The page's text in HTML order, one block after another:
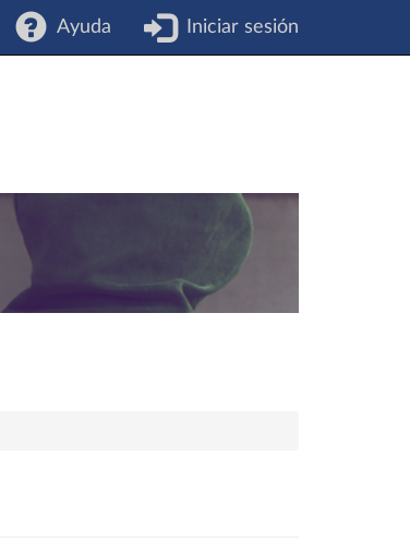
Ayuda Iniciar sesión